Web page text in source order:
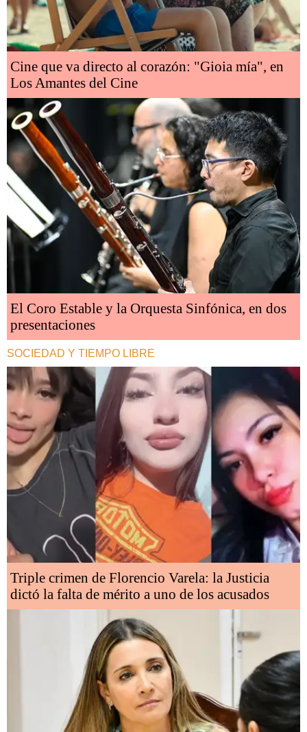
Cine que va directo al corazón: "Gioia mía", en
Los Amantes del Cine
El Coro Estable y la Orquesta Sinfónica, en dos
presentaciones
SOCIEDAD Y TIEMPO LIBRE
Triple crimen de Florencio Varela: la Justicia
dictó la falta de mérito a uno de los acusados